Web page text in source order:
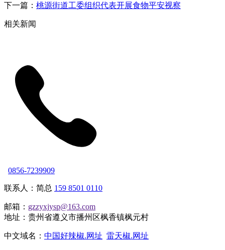
下一篇： 桃源街道工委组织代表开展食物平安视察
相关新闻
0856-7239909
联系人：简总 159 8501 0110
邮箱： gzzyxjysp@163.com
地址：贵州省遵义市播州区枫香镇枫元村
中文域名： 中国好辣椒.网址 雷天椒.网址